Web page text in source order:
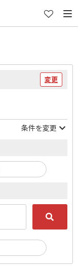
変更
条件を変更